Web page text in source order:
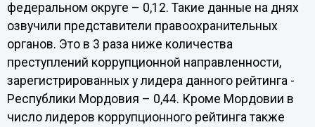
федеральном округе – 0,12. Такие данные на днях
озвучили представители правоохранительных
органов. Это в 3 раза ниже количества
преступлений коррупционной направленности,
зарегистрированных у лидера данного рейтинга -
Республики Мордовия – 0,44. Кроме Мордовии в
число лидеров коррупционного рейтинга также